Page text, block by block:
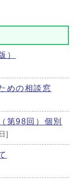
）
めの相談窓
第98回）個別
]